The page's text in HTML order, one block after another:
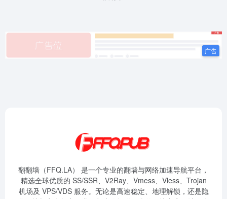
翻翻墙（FFQ.LA） 是一个专业的翻墙与网络加速导航平台，
精选全球优质的 SS/SSR、V2Ray、Vmess、Vless、Trojan
机场及 VPS/VDS 服务。无论是高速稳定、地理解锁，还是隐